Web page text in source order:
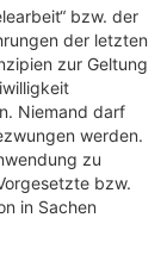
bzw. der
der letzten
zur Geltung
Niemand darf
werden.
zu
bzw.
in Sachen